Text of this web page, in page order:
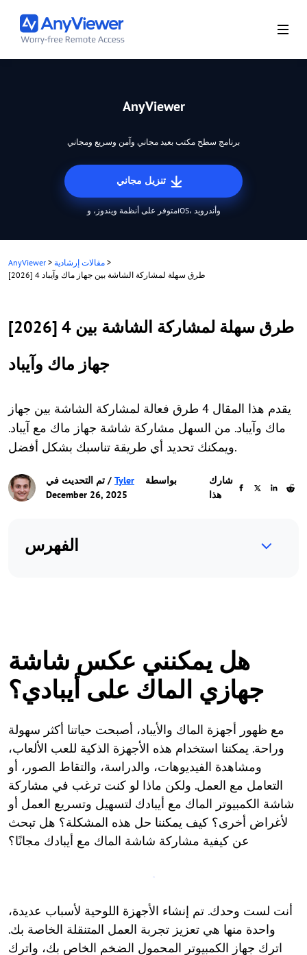
AnyViewer
برنامج سطح مكتب بعيد مجاني وآمن وسريع ومجاني
متوفر على أنظمة ويندوز، وiOS، وأندرويد
AnyViewer > مقالات إرشادية >
[2026] 4 طرق سهلة لمشاركة الشاشة بين جهاز ماك وآيباد
[2026] 4 طرق سهلة لمشاركة الشاشة بين
جهاز ماك وآيباد
يقدم هذا المقال 4 طرق فعالة لمشاركة الشاشة بين جهاز
ماك وآيباد. من السهل مشاركة شاشة جهاز ماك مع آيباد.
ويمكنك تحديد أي طريقة تناسبك بشكل أفضل.
بواسطة Tyler / تم التحديث في
December 26, 2025
شارك
هذا
الفهرس
هل يمكنني عكس شاشة
جهازي الماك على أيبادي؟
مع ظهور أجهزة الماك والأيباد، أصبحت حياتنا أكثر سهولة
وراحة. يمكننا استخدام هذه الأجهزة الذكية للعب الألعاب،
ومشاهدة الفيديوهات، والدراسة، والتقاط الصور، أو
التعامل مع العمل. ولكن ماذا لو كنت ترغب في مشاركة
شاشة الكمبيوتر الماك مع أيبادك لتسهيل وتسريع العمل أو
لأغراض أخرى؟ كيف يمكننا حل هذه المشكلة؟ هل تبحث
عن كيفية مشاركة شاشة الماك مع أيبادك مجانًا؟
أنت لست وحدك. تم إنشاء الأجهزة اللوحية لأسباب عديدة،
واحدة منها هي تعزيز تجربة العمل المتنقلة الخاصة بك.
اترك جهاز الكمبيوتر المحمول الضخم الخاص بك، واترك